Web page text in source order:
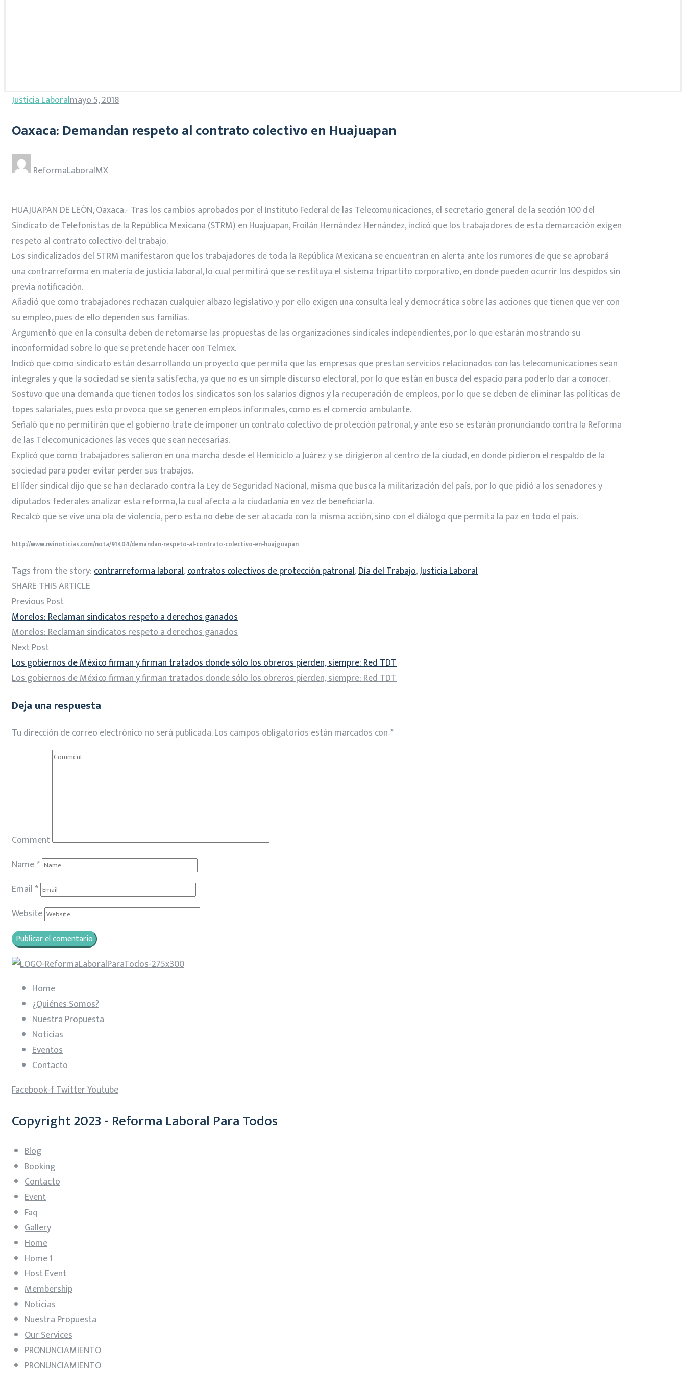
Justicia Laboralmayo 5, 2018
Oaxaca: Demandan respeto al contrato colectivo en Huajuapan
ReformaLaboralMX
HUAJUAPAN DE LEÓN, Oaxaca.- Tras los cambios aprobados por el Instituto Federal de las Telecomunicaciones, el secretario general de la sección 100 del
Sindicato de Telefonistas de la República Mexicana (STRM) en Huajuapan, Froilán Hernández Hernández, indicó que los trabajadores de esta demarcación exigen
respeto al contrato colectivo del trabajo.
Los sindicalizados del STRM manifestaron que los trabajadores de toda la República Mexicana se encuentran en alerta ante los rumores de que se aprobará
una contrarreforma en materia de justicia laboral, lo cual permitirá que se restituya el sistema tripartito corporativo, en donde pueden ocurrir los despidos sin
previa notificación.
Añadió que como trabajadores rechazan cualquier albazo legislativo y por ello exigen una consulta leal y democrática sobre las acciones que tienen que ver con
su empleo, pues de ello dependen sus familias.
Argumentó que en la consulta deben de retomarse las propuestas de las organizaciones sindicales independientes, por lo que estarán mostrando su
inconformidad sobre lo que se pretende hacer con Telmex.
Indicó que como sindicato están desarrollando un proyecto que permita que las empresas que prestan servicios relacionados con las telecomunicaciones sean
integrales y que la sociedad se sienta satisfecha, ya que no es un simple discurso electoral, por lo que están en busca del espacio para poderlo dar a conocer.
Sostuvo que una demanda que tienen todos los sindicatos son los salarios dignos y la recuperación de empleos, por lo que se deben de eliminar las políticas de
topes salariales, pues esto provoca que se generen empleos informales, como es el comercio ambulante.
Señaló que no permitirán que el gobierno trate de imponer un contrato colectivo de protección patronal, y ante eso se estarán pronunciando contra la Reforma
de las Telecomunicaciones las veces que sean necesarias.
Explicó que como trabajadores salieron en una marcha desde el Hemiciclo a Juárez y se dirigieron al centro de la ciudad, en donde pidieron el respaldo de la
sociedad para poder evitar perder sus trabajos.
El líder sindical dijo que se han declarado contra la Ley de Seguridad Nacional, misma que busca la militarización del país, por lo que pidió a los senadores y
diputados federales analizar esta reforma, la cual afecta a la ciudadanía en vez de beneficiarla.
Recalcó que se vive una ola de violencia, pero esta no debe de ser atacada con la misma acción, sino con el diálogo que permita la paz en todo el país.
http://www.nvinoticias.com/nota/91404/demandan-respeto-al-contrato-colectivo-en-huajguapan
Tags from the story:contrarreforma laboral,contratos colectivos de protección patronal,Día del Trabajo,Justicia Laboral
SHARE THIS ARTICLE
Previous Post
Morelos: Reclaman sindicatos respeto a derechos ganados
Morelos: Reclaman sindicatos respeto a derechos ganados
Next Post
Los gobiernos de México firman y firman tratados donde sólo los obreros pierden, siempre: Red TDT
Los gobiernos de México firman y firman tratados donde sólo los obreros pierden, siempre: Red TDT
Deja una respuesta
Tu dirección de correo electrónico no será publicada.Los campos obligatorios están marcados con *
Comment
Name*
Email *
Website
Home
¿Quiénes Somos?
Nuestra Propuesta
Noticias
Eventos
Contacto
Facebook-fTwitterYoutube
Copyright 2023 - Reforma Laboral Para Todos
Blog
Booking
Contacto
Event
Faq
Gallery
Home
Home 1
Host Event
Membership
Noticias
Nuestra Propuesta
Our Services
PRONUNCIAMIENTO
PRONUNCIAMIENTO